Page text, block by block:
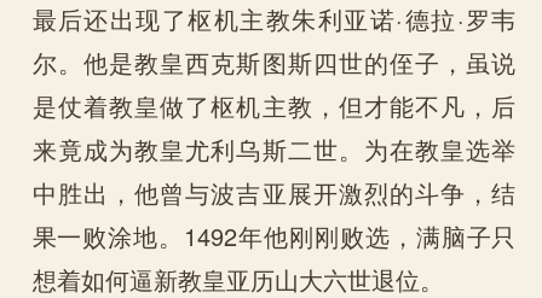
最后还出现了枢机主教朱利亚诺·德拉·罗韦
尔。他是教皇西克斯图斯四世的侄子，虽说
是仗着教皇做了枢机主教，但才能不凡，后
来竟成为教皇尤利乌斯二世。为在教皇选举
中胜出，他曾与波吉亚展开激烈的斗争，结
果一败涂地。1492年他刚刚败选，满脑子只
想着如何逼新教皇亚历山大六世退位。